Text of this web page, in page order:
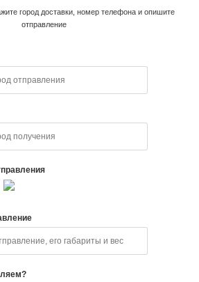
город доставки, номер телефона и опишите
отправление